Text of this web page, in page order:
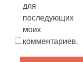
для
последующих
моих
комментариев.